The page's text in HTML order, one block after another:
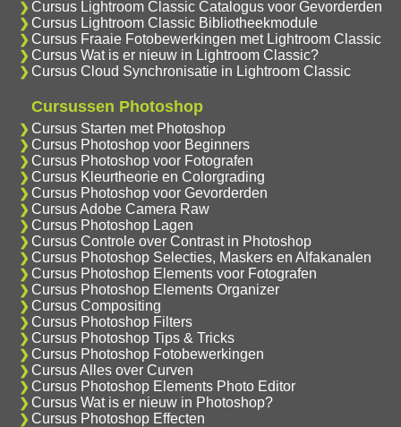
Cursus Lightroom Classic Catalogus voor Gevorderden
Cursus Lightroom Classic Bibliotheekmodule
Cursus Fraaie Fotobewerkingen met Lightroom Classic
Cursus Wat is er nieuw in Lightroom Classic?
Cursus Cloud Synchronisatie in Lightroom Classic
Cursussen Photoshop
Cursus Starten met Photoshop
Cursus Photoshop voor Beginners
Cursus Photoshop voor Fotografen
Cursus Kleurtheorie en Colorgrading
Cursus Photoshop voor Gevorderden
Cursus Adobe Camera Raw
Cursus Photoshop Lagen
Cursus Controle over Contrast in Photoshop
Cursus Photoshop Selecties, Maskers en Alfakanalen
Cursus Photoshop Elements voor Fotografen
Cursus Photoshop Elements Organizer
Cursus Compositing
Cursus Photoshop Filters
Cursus Photoshop Tips & Tricks
Cursus Photoshop Fotobewerkingen
Cursus Alles over Curven
Cursus Photoshop Elements Photo Editor
Cursus Wat is er nieuw in Photoshop?
Cursus Photoshop Effecten